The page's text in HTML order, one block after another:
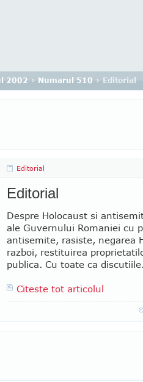
2002 › Numarul 510 › Editorial
Editorial
Editorial
Despre Holocaust si
ale Guvernului Romaniei cu
antisemite, rasiste, negarea
razboi, restituirea
publica. Cu toate ca
Citeste tot articolul